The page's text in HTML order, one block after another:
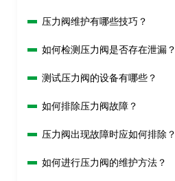
压力阀维护有哪些技巧？
如何检测压力阀是否存在泄漏？
测试压力阀的设备有哪些？
如何排除压力阀故障？
压力阀出现故障时应如何排除？
如何进行压力阀的维护方法？